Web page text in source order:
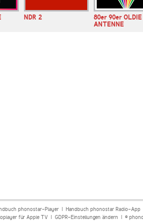
NDR 2
80er 90er OLDIE
ANTENNE
phonostar-Player| Handbuch phonostar Radio-App
für Apple TV| GDPR-Einstellungen ändern | ©